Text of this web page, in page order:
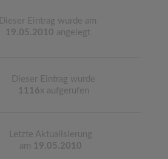
Dieser Eintrag wurde am
19.05.2010 angelegt
Dieser Eintrag wurde
1116x aufgerufen
Letzte Aktualisierung
am 19.05.2010